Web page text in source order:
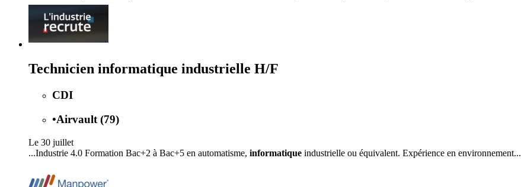
Technicien informatique industrielle H/F
CDI
•Airvault (79)
Le 30 juillet
...Industrie 4.0 Formation Bac+2 à Bac+5 en automatisme, informatique industrielle ou équivalent. Expérience en environnement...